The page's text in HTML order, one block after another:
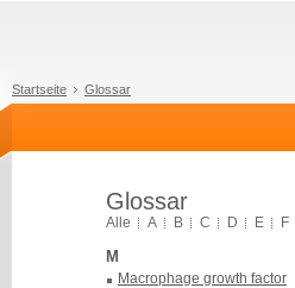
Startseite Glossar
Glossar
Alle A B C D E F
M
Macrophage growth factor